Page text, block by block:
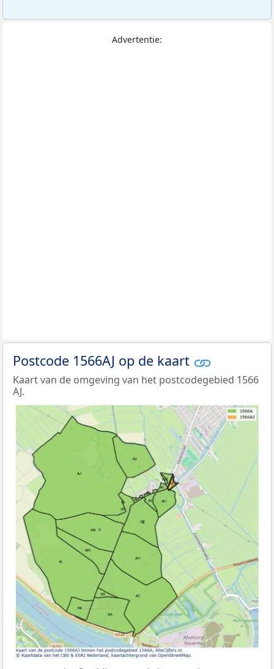
Advertentie:
Postcode 1566AJ op de kaart
Kaart van de omgeving van het postcodegebied 1566
AJ.